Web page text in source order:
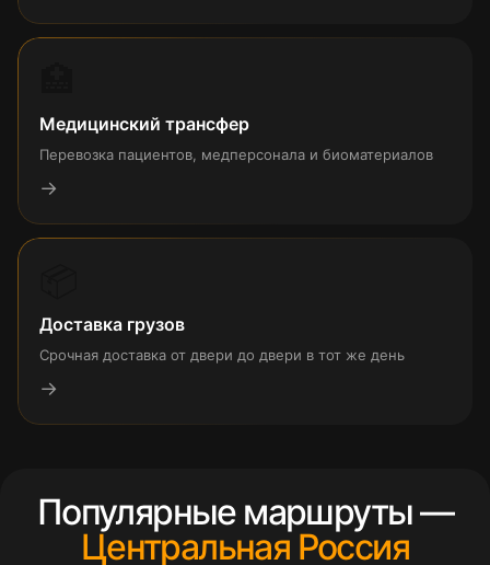
Медицинский трансфер
Перевозка пациентов, медперсонала и биоматериалов
→
Доставка грузов
Срочная доставка от двери до двери в тот же день
→
Популярные маршруты —
Центральная Россия